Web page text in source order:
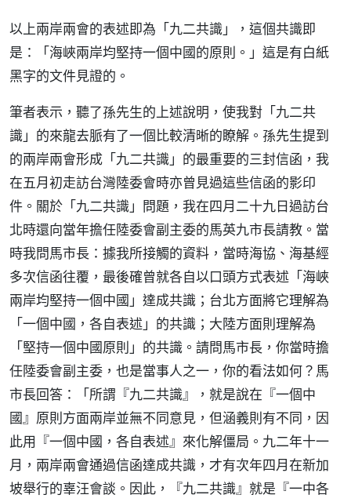
以上兩岸兩會的表述即為「九二共識」，這個共識即
是：「海峽兩岸均堅持一個中國的原則。」這是有白紙
黑字的文件見證的。
筆者表示，聽了孫先生的上述說明，使我對「九二共
識」的來龍去脈有了一個比較清晰的瞭解。孫先生提到
的兩岸兩會形成「九二共識」的最重要的三封信函，我
在五月初走訪台灣陸委會時亦曾見過這些信函的影印
件。關於「九二共識」問題，我在四月二十九日過訪台
北時還向當年擔任陸委會副主委的馬英九市長請教。當
時我問馬市長：據我所接觸的資料，當時海協、海基經
多次信函往覆，最後確曾就各自以口頭方式表述「海峽
兩岸均堅持一個中國」達成共識；台北方面將它理解為
「一個中國，各自表述」的共識；大陸方面則理解為
「堅持一個中國原則」的共識。請問馬市長，你當時擔
任陸委會副主委，也是當事人之一，你的看法如何？馬
市長回答：「所謂『九二共識』，就是說在『一個中
國』原則方面兩岸並無不同意見，但涵義則有不同，因
此用『一個中國，各自表述』來化解僵局。九二年十一
月，兩岸兩會通過信函達成共識，才有次年四月在新加
坡舉行的辜汪會談。因此，『九二共識』就是『一中各